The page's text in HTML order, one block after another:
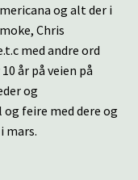
og alt der i
Chris
med andre ord
år på veien på
og
feire med dere og
mars.